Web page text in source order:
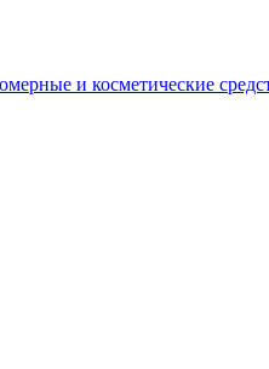
и косметические